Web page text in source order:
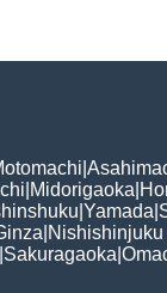
Midorigaoka
Yamada
Sakuragaoka